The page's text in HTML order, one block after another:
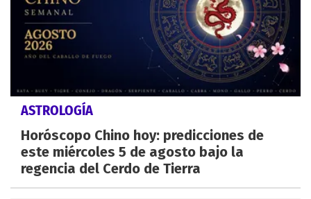
ASTROLOGÍA
Horóscopo Chino hoy: predicciones de
este miércoles 5 de agosto bajo la
regencia del Cerdo de Tierra